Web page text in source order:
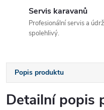
Servis karavanů
Profesionální servis a
spolehlivý.
Popis produktu
Detailní popis